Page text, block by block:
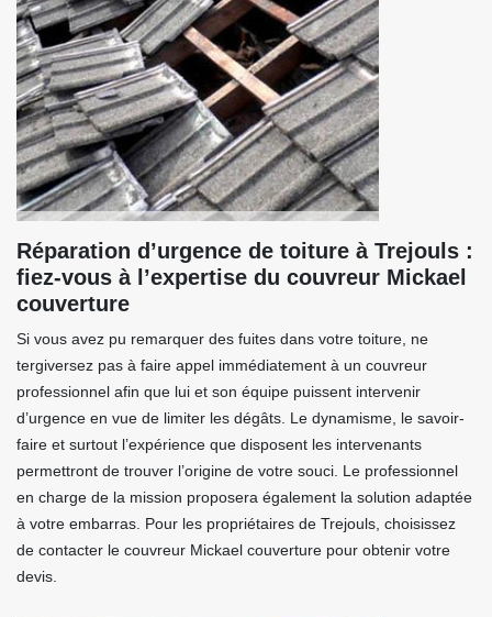
Réparation d’urgence de toiture à Trejouls :
fiez-vous à l’expertise du couvreur Mickael
couverture
Si vous avez pu remarquer des fuites dans votre toiture, ne
tergiversez pas à faire appel immédiatement à un couvreur
professionnel afin que lui et son équipe puissent intervenir
d’urgence en vue de limiter les dégâts. Le dynamisme, le savoir-
faire et surtout l’expérience que disposent les intervenants
permettront de trouver l’origine de votre souci. Le professionnel
en charge de la mission proposera également la solution adaptée
à votre embarras. Pour les propriétaires de Trejouls, choisissez
de contacter le couvreur Mickael couverture pour obtenir votre
devis.